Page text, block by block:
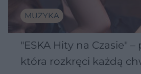
MUZYKA
"ESKA Hity na Czasie" –
która rozkręci każdą